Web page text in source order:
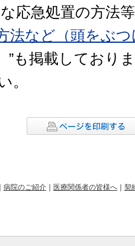
応急処置の方法
法など（頭をぶ
”も掲載しており
。
｜ 病院のご紹介 ｜ 医療関係者の皆様へ ｜ 契